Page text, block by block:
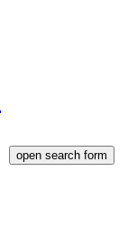
open search form